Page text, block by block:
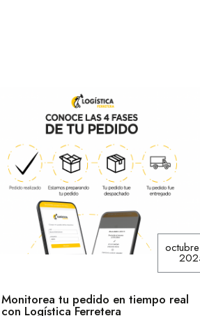
Monitorea tu pedido en tiempo real
con Logística Ferretera